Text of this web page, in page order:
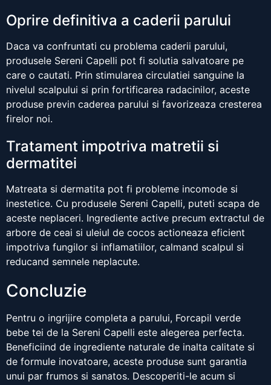
Oprire definitiva a caderii parului
Daca va confruntati cu problema caderii parului,
produsele Sereni Capelli pot fi solutia salvatoare pe
care o cautati. Prin stimularea circulatiei sanguine la
nivelul scalpului si prin fortificarea radacinilor, aceste
produse previn caderea parului si favorizeaza cresterea
firelor noi.
Tratament impotriva matretii si
dermatitei
Matreata si dermatita pot fi probleme incomode si
inestetice. Cu produsele Sereni Capelli, puteti scapa de
aceste neplaceri. Ingrediente active precum extractul de
arbore de ceai si uleiul de cocos actioneaza eficient
impotriva fungilor si inflamatiilor, calmand scalpul si
reducand semnele neplacute.
Concluzie
Pentru o ingrijire completa a parului, Forcapil verde
bebe tei de la Sereni Capelli este alegerea perfecta.
Beneficiind de ingrediente naturale de inalta calitate si
de formule inovatoare, aceste produse sunt garantia
unui par frumos si sanatos. Descoperiti-le acum si